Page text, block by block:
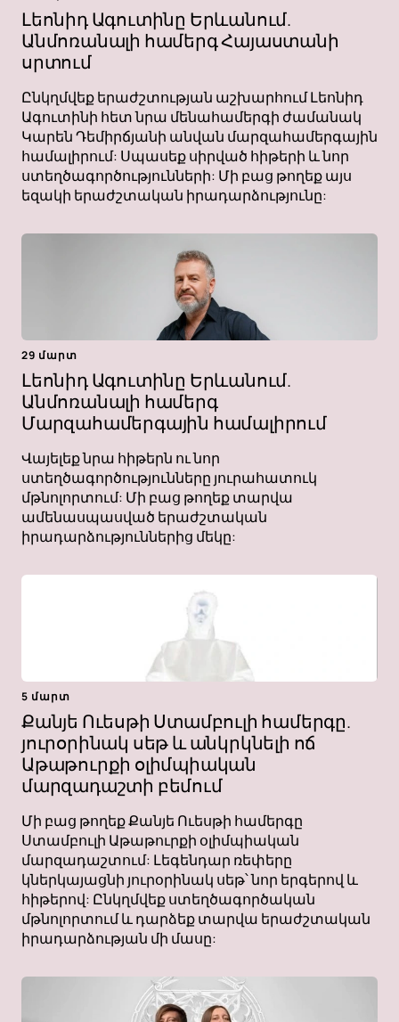
Լեոնիդ Ագուտինը Երևանում.
Անմոռանալի համերգ Հայաստանի
սրտում
Ընկղմվեք երաժշտության աշխարհում Լեոնիդ
Ագուտինի հետ նրա մենահամերգի ժամանակ
Կարեն Դեմիրճյանի անվան մարզահամերգային
համալիրում: Սպասեք սիրված հիթերի և նոր
ստեղծագործությունների: Մի բաց թողեք այս
եզակի երաժշտական ​​իրադարձությունը:
29 մարտ
Լեոնիդ Ագուտինը Երևանում.
Անմոռանալի համերգ
Մարզահամերգային համալիրում
Վայելեք նրա հիթերն ու նոր
ստեղծագործությունները յուրահատուկ
մթնոլորտում: Մի բաց թողեք տարվա
ամենասպասված երաժշտական ​​
իրադարձություններից մեկը:
5 մարտ
Քանյե Ուեսթի Ստամբուլի համերգը.
յուրօրինակ սեթ և անկրկնելի ոճ
Աթաթուրքի օլիմպիական
մարզադաշտի բեմում
Մի բաց թողեք Քանյե Ուեսթի համերգը
Ստամբուլի Աթաթուրքի օլիմպիական
մարզադաշտում: Լեգենդար ռեփերը
կներկայացնի յուրօրինակ սեթ՝ նոր երգերով և
հիթերով: Ընկղմվեք ստեղծագործական
մթնոլորտում և դարձեք տարվա երաժշտական ​​​​
իրադարձության մի մասը: